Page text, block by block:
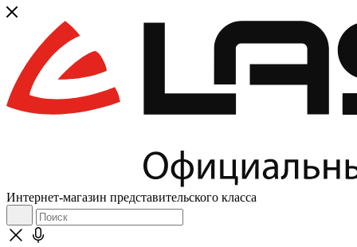
Интернет-магазин представительского класса